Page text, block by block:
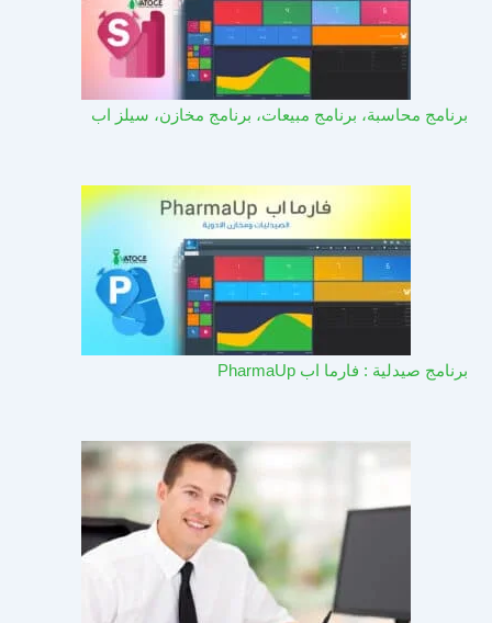
برنامج محاسبة، برنامج مبيعات، برنامج مخازن، سيلز اب
برنامج صيدلية : فارما اب PharmaUp​